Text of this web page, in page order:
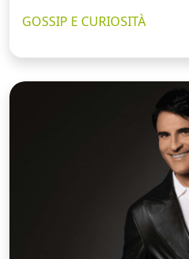
GOSSIP E CURIOSITÀ